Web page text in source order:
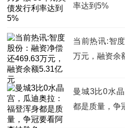
率达到5%
当前热讯:智
万元，融资余
曼城3比0水
都是质量，争